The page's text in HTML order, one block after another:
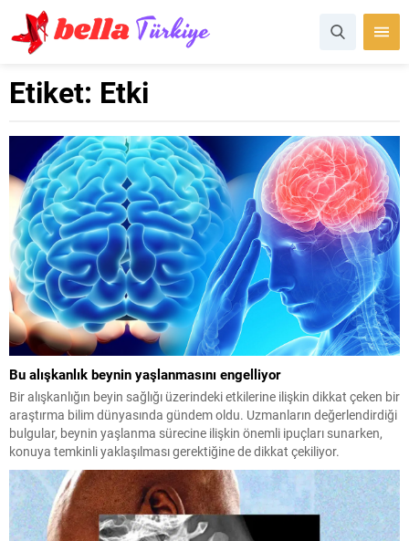
Etiket: Etki
Bu alışkanlık beynin yaşlanmasını engelliyor
Bir alışkanlığın beyin sağlığı üzerindeki etkilerine ilişkin dikkat çeken bir
araştırma bilim dünyasında gündem oldu. Uzmanların değerlendirdiği
bulgular, beynin yaşlanma sürecine ilişkin önemli ipuçları sunarken,
konuya temkinli yaklaşılması gerektiğine de dikkat çekiliyor.